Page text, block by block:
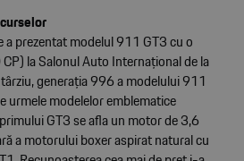
prezentat modelul 911 GT3 cu o
la Salonul Auto Internațional de la
generația 996 a modelului 911
urmele modelelor emblematice
GT3 se afla un motor de 3,6
a motorului boxer aspirat natural cu